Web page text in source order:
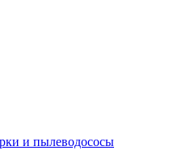
и пылеводососы